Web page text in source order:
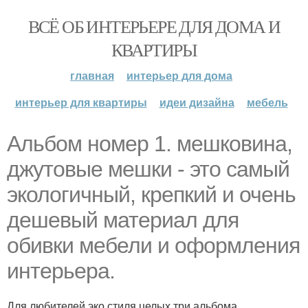
ВСЁ ОБ ИНТЕРЬЕРЕ ДЛЯ ДОМА И
КВАРТИРЫ
главная
интерьер для дома
интерьер для квартиры
идеи дизайна мебель
Альбом номер 1. мешковина,
джутовые мешки - это самый
экологичный, крепкий и очень
дешевый материал для
обивки мебели и оформления
интерьера.